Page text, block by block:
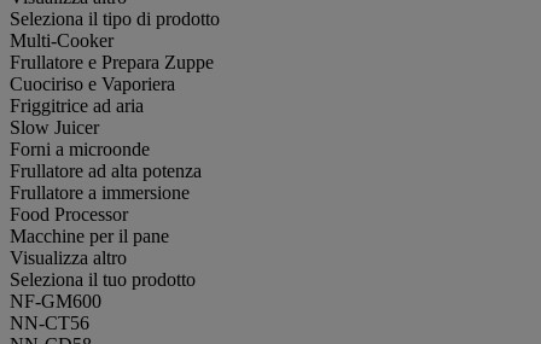
Seleziona il tipo di prodotto
Multi-Cooker
Frullatore e Prepara Zuppe
Cuociriso e Vaporiera
Friggitrice ad aria
Slow Juicer
Forni a microonde
Frullatore ad alta potenza
Frullatore a immersione
Food Processor
Macchine per il pane
Visualizza altro
Seleziona il tuo prodotto
NF-GM600
NN-CT56